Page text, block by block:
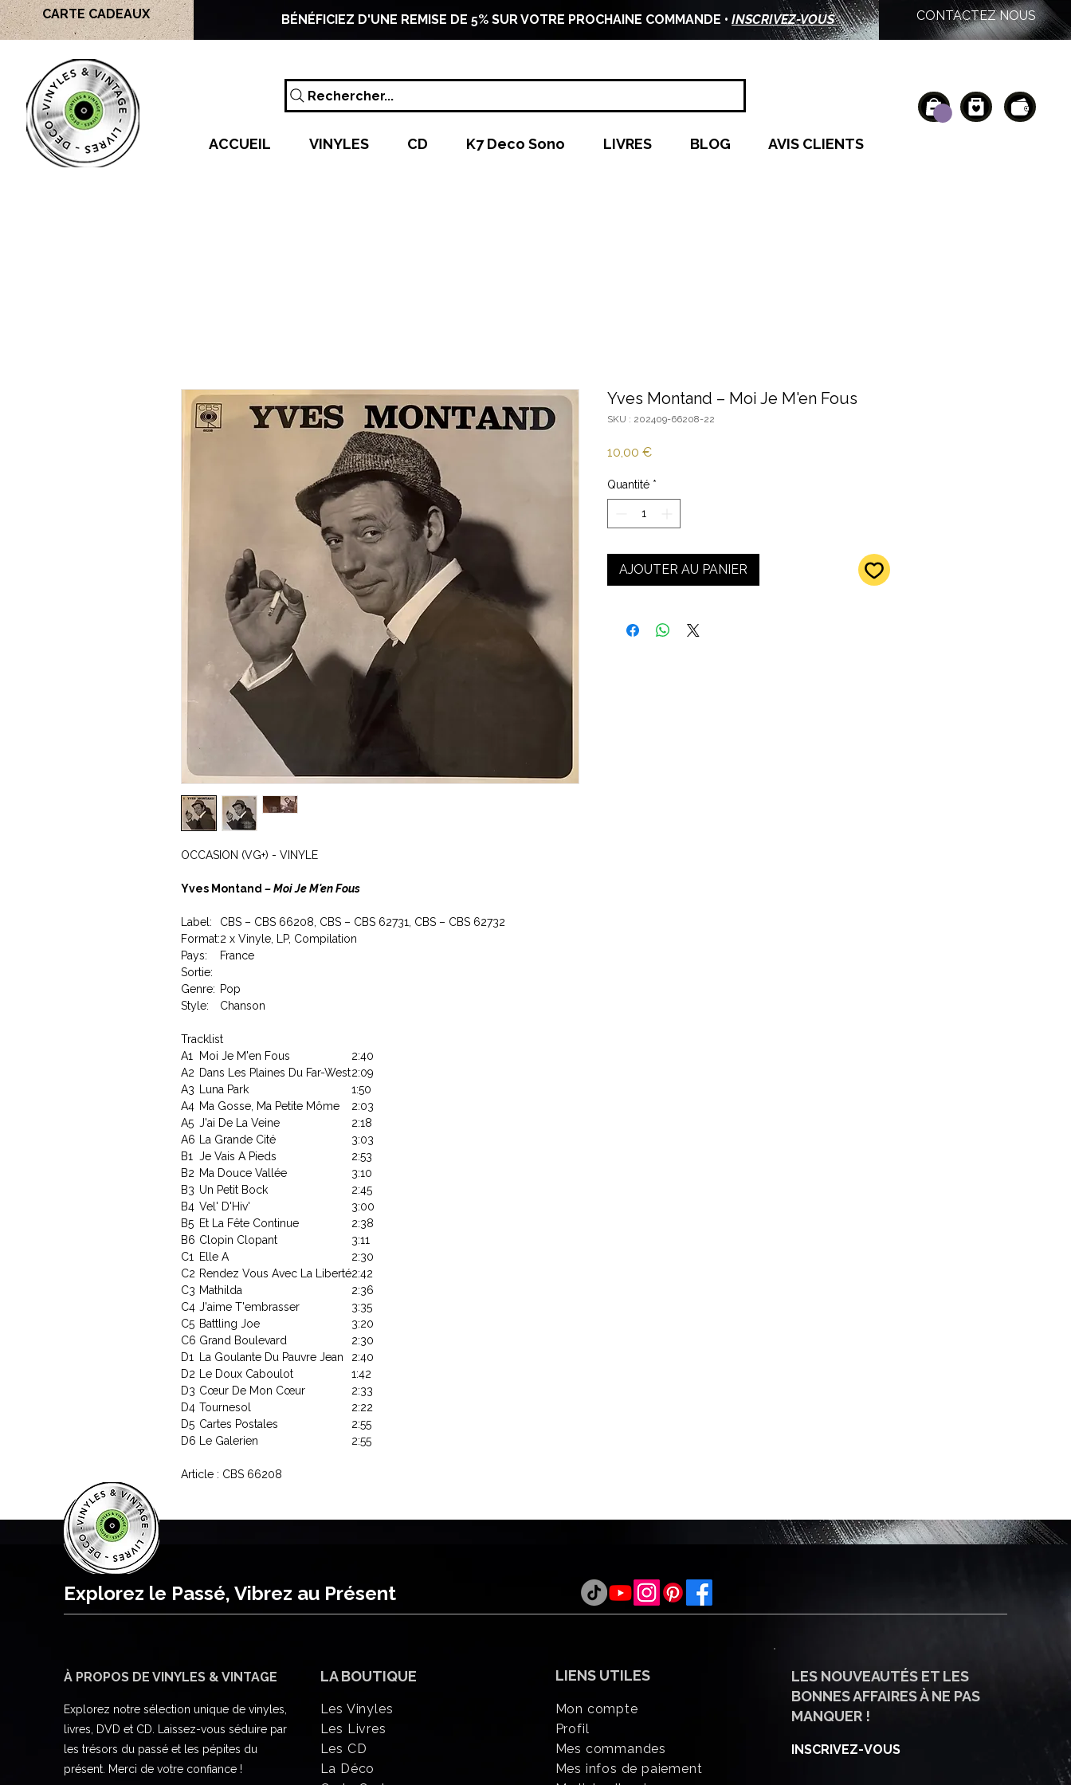
CARTE CADEAUX BÉNÉFICIEZ D'UNE REMISE DE 5% SUR VOTRE PROCHAINE COMMANDE •INSCRIVEZ-VOUS CONTACTEZ NOUS
Rechercher...
ACCUEIL VINYLES CD K7 Deco Sono LIVRES BLOG AVIS CLIENTS
OCCASION (VG+) - VINYLE
Yves Montand – Moi Je M'en Fous
Label:
CBS – CBS 66208, CBS – CBS 62731, CBS – CBS 62732
Format:2 x Vinyle, LP, Compilation
Pays:
France
Sortie:
Genre: Pop
Style:
Chanson
Tracklist
A1
Moi Je M'en Fous
2:40
A2 Dans Les Plaines Du Far-West2:09
A3
Luna Park
1:50
A4 Ma Gosse, Ma Petite Môme
2:03
A5 J'ai De La Veine
2:18
A6
La Grande Cité
3:03
B1
Je Vais A Pieds
2:53
B2 Ma Douce Vallée
3:10
B3 Un Petit Bock
2:45
B4 Vel' D'Hiv'
3:00
B5 Et La Fête Continue
2:38
B6 Clopin Clopant
3:11
C1
Elle A
2:30
C2 Rendez Vous Avec La Liberté2:42
C3 Mathilda
2:36
C4 J'aime T'embrasser
3:35
C5 Battling Joe
3:20
C6 Grand Boulevard
2:30
D1
La Goulante Du Pauvre Jean
2:40
D2
Le Doux Caboulot
1:42
D3 Cœur De Mon Cœur
2:33
D4 Tournesol
2:22
D5 Cartes Postales
2:55
D6
Le Galerien 2:55
Article : CBS 66208
Yves Montand – Moi Je M'en Fous
SKU : 202409-66208-22
10,00 €Prix
Quantité *
AJOUTER AU PANIER
Explorez le Passé, Vibrez au Présent
À PROPOS DE VINYLES & VINTAGE
Explorez notre sélection unique de vinyles,
livres, DVD et CD. Laissez-vous séduire par
les trésors du passé et les pépites du
présent. Merci de votre confiance !
LA BOUTIQUE
Les Vinyles
Les Livres
Les CD
La Déco
LIENS UTILES
Mon compte
Profil
Mes commandes
Mes infos de paiement
LES NOUVEAUTÉS ET LES
BONNES AFFAIRES À NE PAS
MANQUER !
INSCRIVEZ-VOUS